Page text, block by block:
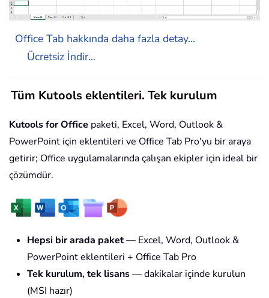
Office Tab hakkında daha fazla detay...
Ücretsiz İndir...
Tüm Kutools eklentileri. Tek kurulum
Kutools for Office paketi, Excel, Word, Outlook &
PowerPoint için eklentileri ve Office Tab Pro'yu bir araya
getirir; Office uygulamalarında çalışan ekipler için ideal bir
çözümdür.
Hepsi bir arada paket— Excel, Word, Outlook &
PowerPoint eklentileri + Office Tab Pro
Tek kurulum, tek lisans— dakikalar içinde kurulun
(MSI hazır)